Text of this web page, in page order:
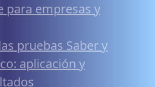
para empresas y
pruebas Saber y
aplicación y